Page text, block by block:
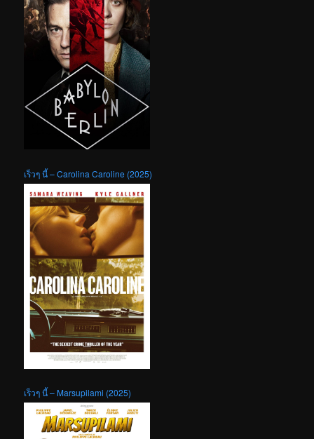
เร็วๆ นี้ – Carolina Caroline (2025)
เร็วๆ นี้ – Marsupilami (2025)